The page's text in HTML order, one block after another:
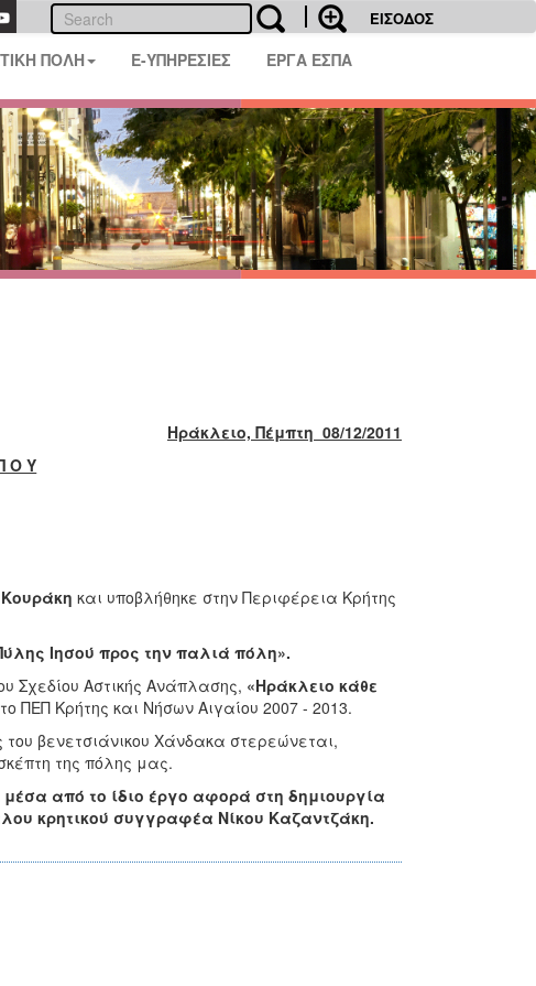
ΕΙΣΟΔΟΣ
ΠΟΛΗ E-ΥΠΗΡΕΣΙΕΣ ΕΡΓΑ ΕΣΠΑ
Ηράκλειο, Πέμπτη 08/12/2011
Ο Υ
και υποβλήθηκε στην Περιφέρεια Κρήτης
Ιησού προς την παλιά πόλη».
Σχεδίου Αστικής Ανάπλασης, «Ηράκλειο κάθε
ΠΕΠ Κρήτης και Νήσων Αιγαίου 2007 - 2013.
βενετσιάνικου Χάνδακα στερεώνεται,
της πόλης μας.
μέσα από το ίδιο έργο αφορά στη δημιουργία
κρητικού συγγραφέα Νίκου Καζαντζάκη.